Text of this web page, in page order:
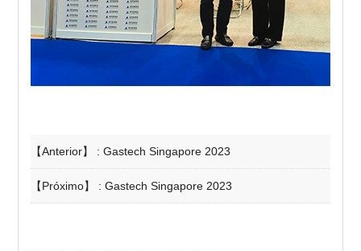
【Anterior】 :Gastech Singapore 2023
【Próximo】 :Gastech Singapore 2023